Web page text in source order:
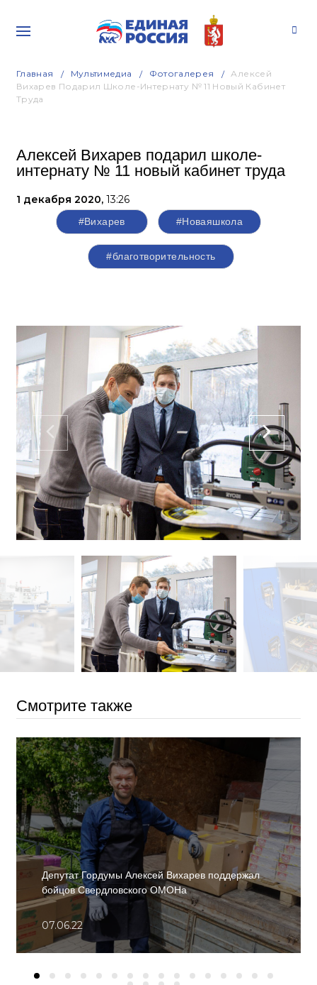
Главная Мультимедиа Фотогалерея
Алексей
Вихарев Подарил Школе-Интернату № 11 Новый Кабинет
Труда
Алексей Вихарев подарил школе-
интернату № 11 новый кабинет труда
1 декабря 2020, 13:26
#Вихарев #Новаяшкола
#благотворительность
Смотрите также
Депутат Гордумы Алексей Вихарев поддержал
бойцов Свердловского ОМОНа
07.06.22